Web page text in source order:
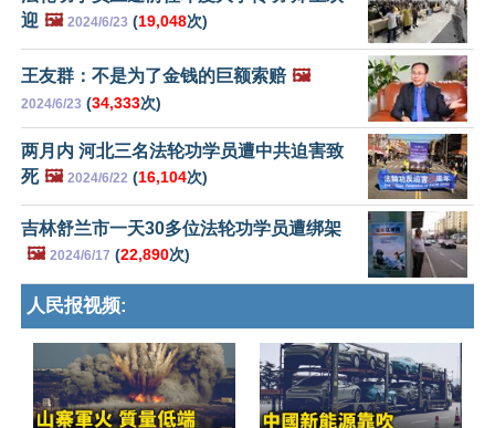
迎 🖼️ 2024/6/23 (19,048次)
王友群：不是为了金钱的巨额索赔 🖼️
2024/6/23 (34,333次)
两月内 河北三名法轮功学员遭中共迫害致
死 🖼️ 2024/6/22 (16,104次)
吉林舒兰市一天30多位法轮功学员遭绑架
🖼️ 2024/6/17 (22,890次)
人民报视频: